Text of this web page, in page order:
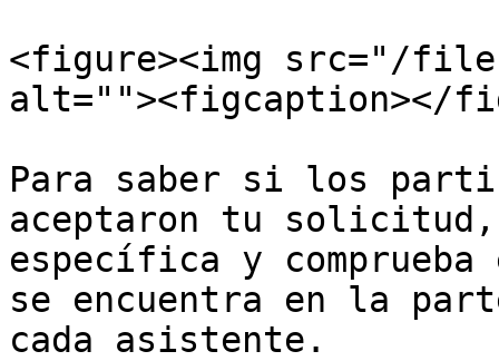
<figure><img src="/files/
alt=""><figcaption></
Para saber si los
aceptaron tu
específica y
se encuentra en la
cada asistente.